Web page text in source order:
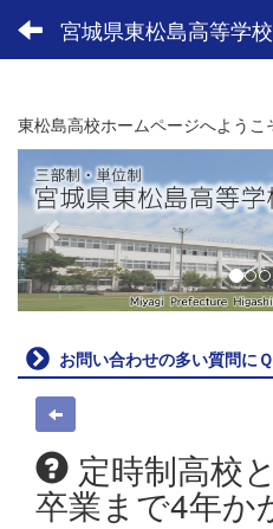
宮城県東松島高等学校
東松島高校ホームページへようこ
p
r
e
v
i
u
s
お問い合わせの多い質問に
定時制高校
卒業まで4年か